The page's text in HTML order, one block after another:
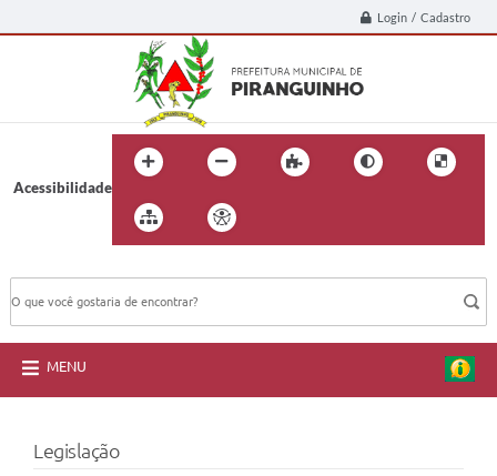
Login / Cadastro
Acessibilidade
MENU
Legislação